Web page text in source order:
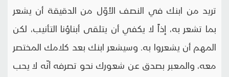
تريد من ابنك في النصف الأوّل من الدقيقة أن يشعر
بما تشعر به، إذاً لا يكفي أن يتلقى أبناؤنا التأنيب، لكن
المهم أن يشعروا به. وسيشعر ابنك بعد كلامك المختصر
معه، والمعبر بصدق عن شعورك نحو تصرفه أنّه لا يحب